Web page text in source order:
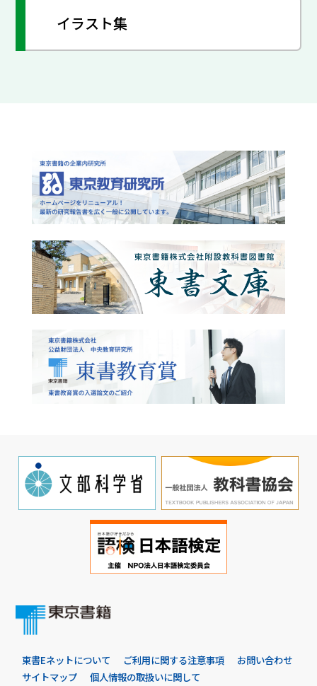
イラスト集
東書Eネットについて ご利用に関する注意事項
お問い合わせ
サイトマップ
個人情報の取扱いに関して